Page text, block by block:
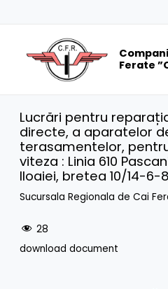
Ferate
Lucrări pentru
directe, a aparatelor
terasamentelor,
viteza : Linia 610
Iloaiei, bretea 10/14-6-
Sucursala Regionala de Cai
28
download document